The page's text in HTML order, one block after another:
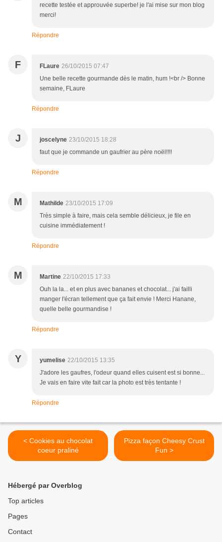
recette testée et approuvée superbe! je l'ai mise sur mon blog
merci!
Répondre
F FLaure 26/10/2015 07:47
Une belle recette gourmande dès le matin, hum !<br /> Bonne
semaine, FLaure
Répondre
J joscelyne 23/10/2015 18:28
faut que je commande un gaufrier au père noël!!!!
Répondre
M Mathilde 23/10/2015 17:09
Très simple à faire, mais cela semble délicieux, je file en
cuisine immédiatement !
Répondre
M Martine 22/10/2015 17:33
Ouh la la... et en plus avec bananes et chocolat... j'ai failli
manger l'écran tellement que ça fait envie ! Merci Hanane,
quelle belle gourmandise !
Répondre
Y yumelise 22/10/2015 13:35
J'adore les gaufres, l'odeur quand elles cuisent est si bonne...
Je vais en faire vite fait car la photo est très tentante !
Répondre
< Cookies au chocolat
coeur praliné
Pizza façon Cheesy Crust
Fun >
Hébergé par Overblog
Top articles
Pages
Contact